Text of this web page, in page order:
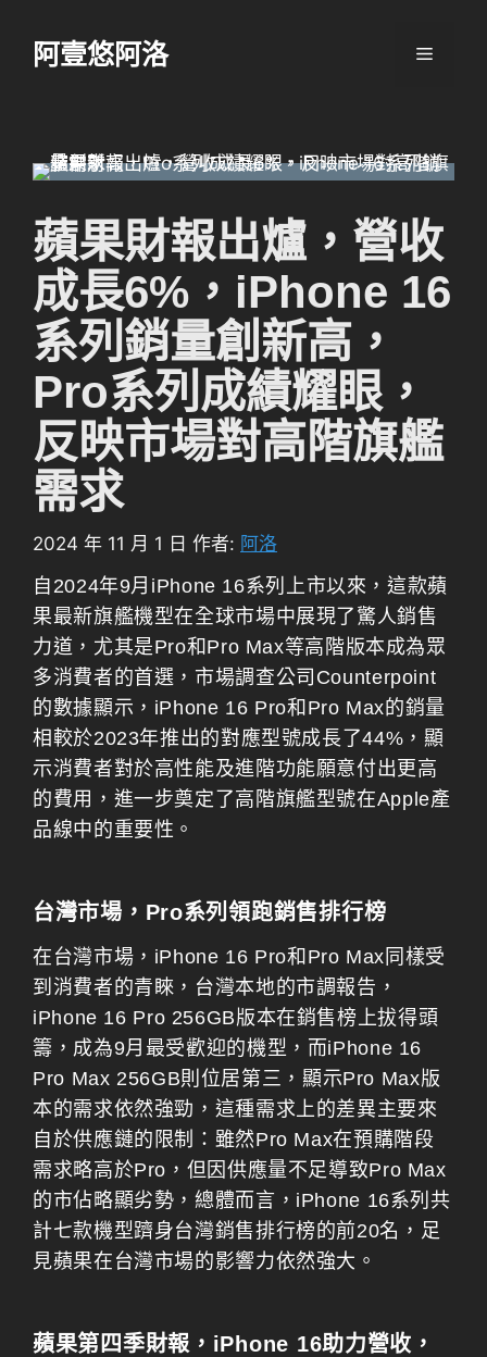
阿壹悠阿洛 選
蘋果財報出爐，營收
成長6%，iPhone 16
系列銷量創新高，
Pro系列成績耀眼，
反映市場對高階旗艦
需求
2024 年 11 月 1 日 作者: 阿洛
自2024年9月iPhone 16系列上市以來，這款蘋
果最新旗艦機型在全球市場中展現了驚人銷售
力道，尤其是Pro和Pro Max等高階版本成為眾
多消費者的首選，市場調查公司Counterpoint
的數據顯示，iPhone 16 Pro和Pro Max的銷量
相較於2023年推出的對應型號成長了44%，顯
示消費者對於高性能及進階功能願意付出更高
的費用，進一步奠定了高階旗艦型號在Apple產
品線中的重要性。
台灣市場，Pro系列領跑銷售排行榜
在台灣市場，iPhone 16 Pro和Pro Max同樣受
到消費者的青睞，台灣本地的市調報告，
iPhone 16 Pro 256GB版本在銷售榜上拔得頭
籌，成為9月最受歡迎的機型，而iPhone 16
Pro Max 256GB則位居第三，顯示Pro Max版
本的需求依然強勁，這種需求上的差異主要來
自於供應鏈的限制：雖然Pro Max在預購階段
需求略高於Pro，但因供應量不足導致Pro Max
的市佔略顯劣勢，總體而言，iPhone 16系列共
計七款機型躋身台灣銷售排行榜的前20名，足
見蘋果在台灣市場的影響力依然強大。
蘋果第四季財報，iPhone 16助力營收，